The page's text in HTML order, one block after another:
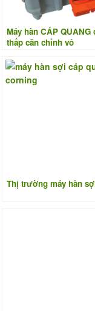
Máy hàn CÁP QUANG
thấp căn chỉnh vỏ
Thị trường máy hàn